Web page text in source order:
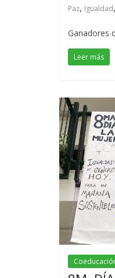
Paz, Igualdad,
Ganadores
Leer más